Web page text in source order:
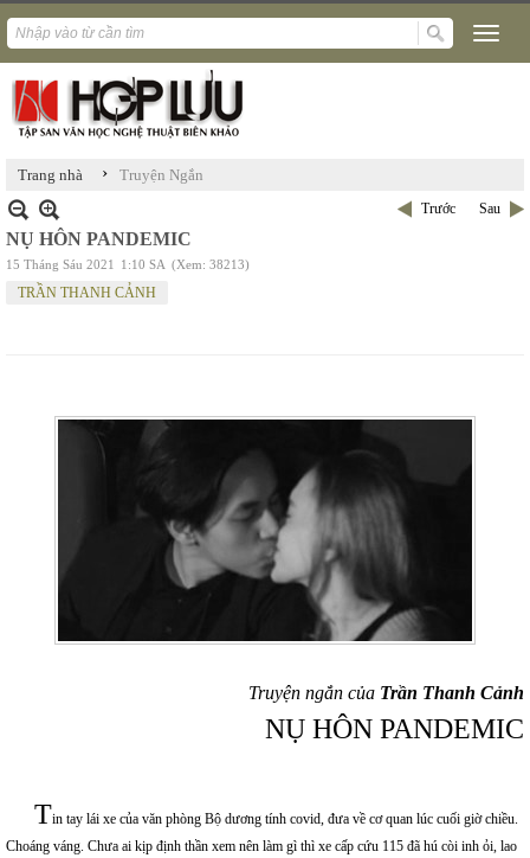
Trang nhà › Truyện Ngắn
Trước Sau
NỤ HÔN PANDEMIC
15 Tháng Sáu 2021 1:10 SA (Xem: 38213)
TRẦN THANH CẢNH
Truyện ngắn của Trần Thanh Cảnh
NỤ HÔN PANDEMIC
Tin tay lái xe của văn phòng Bộ dương tính covid, đưa về cơ quan lúc cuối giờ chiều.
Choáng váng. Chưa ai kịp định thần xem nên làm gì thì xe cấp cứu 115 đã hú còi inh ỏi, lao